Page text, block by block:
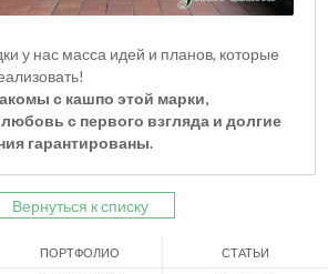
у нас масса идей и планов, которые
с кашпо этой марки,
с первого взгляда и долгие
гарантированы.
Вернуться к списку
ПОРТФОЛИО СТАТЬИ